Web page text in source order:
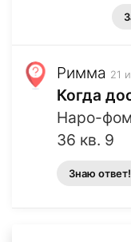
Римма 21
Когда
Наро-
36 кв. 9
Знаю ответ!